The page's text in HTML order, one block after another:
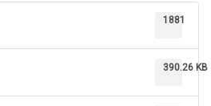
1881
390.26 KB